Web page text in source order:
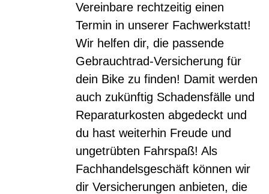
Vereinbare rechtzeitig einen
Termin in unserer Fachwerkstatt!
Wir helfen dir, die passende
Gebrauchtrad-Versicherung für
dein Bike zu finden! Damit werden
auch zukünftig Schadensfälle und
Reparaturkosten abgedeckt und
du hast weiterhin Freude und
ungetrübten Fahrspaß! Als
Fachhandelsgeschäft können wir
dir Versicherungen anbieten, die